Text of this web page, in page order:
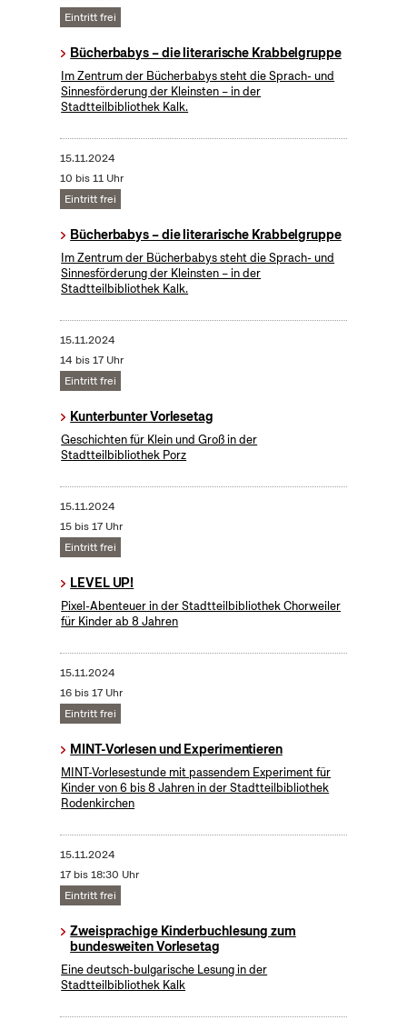
Eintritt frei
Bücherbabys – die literarische Krabbelgruppe
Im Zentrum der Bücherbabys steht die Sprach- und
Sinnesförderung der Kleinsten – in der
Stadtteilbibliothek Kalk.
15.11.2024
10 bis 11 Uhr
Eintritt frei
Bücherbabys – die literarische Krabbelgruppe
Im Zentrum der Bücherbabys steht die Sprach- und
Sinnesförderung der Kleinsten – in der
Stadtteilbibliothek Kalk.
15.11.2024
14 bis 17 Uhr
Eintritt frei
Kunterbunter Vorlesetag
Geschichten für Klein und Groß in der
Stadtteilbibliothek Porz
15.11.2024
15 bis 17 Uhr
Eintritt frei
LEVEL UP!
Pixel-Abenteuer in der Stadtteilbibliothek Chorweiler
für Kinder ab 8 Jahren
15.11.2024
16 bis 17 Uhr
Eintritt frei
MINT-Vorlesen und Experimentieren
MINT-Vorlesestunde mit passendem Experiment für
Kinder von 6 bis 8 Jahren in der Stadtteilbibliothek
Rodenkirchen
15.11.2024
17 bis 18:30 Uhr
Eintritt frei
Zweisprachige Kinderbuchlesung zum
bundesweiten Vorlesetag
Eine deutsch-bulgarische Lesung in der
Stadtteilbibliothek Kalk